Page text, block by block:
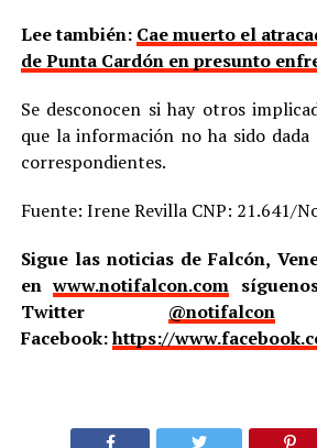
Lee también: Cae muerto el
de Punta Cardón en presunto
Se desconocen si hay otros
que la información no ha sido
correspondientes.
Fuente: Irene Revilla CNP: 21.641/
Sigue las noticias de Falcón,
enwww.notifalcon.com
Twitter @notifalcon
Facebook:https://